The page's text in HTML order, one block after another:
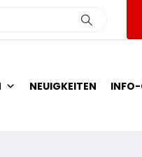
NEUIGKEITEN INFO-